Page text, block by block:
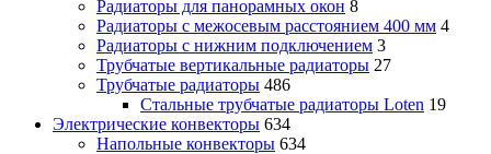
Радиаторы для панорамных окон 8
Радиаторы с межосевым расстоянием 400 мм 4
Радиаторы с нижним подключением 3
Трубчатые вертикальные радиаторы 27
Трубчатые радиаторы 486
Cтальные трубчатые радиаторы Loten 19
Электрические конвекторы 634
Напольные конвекторы 634